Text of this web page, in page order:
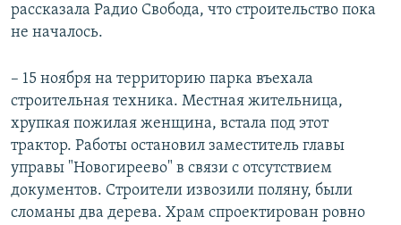
рассказала Радио Свобода, что строительство пока
не началось.
– 15 ноября на территорию парка въехала
строительная техника. Местная жительница,
хрупкая пожилая женщина, встала под этот
трактор. Работы остановил заместитель главы
управы "Новогиреево" в связи с отсутствием
документов. Строители извозили поляну, были
сломаны два дерева. Храм спроектирован ровно